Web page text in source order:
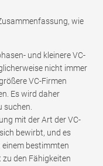
wie
und kleinere VC-
nicht immer
VC-Firmen
Es wird daher
mit der Art der VC-
bewirbt, und es
bestimmten
den Fähigkeiten